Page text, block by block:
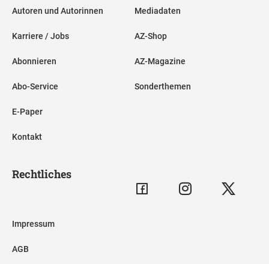
Autoren und Autorinnen
Karriere / Jobs
Abonnieren
Abo-Service
E-Paper
Kontakt
Mediadaten
AZ-Shop
AZ-Magazine
Sonderthemen
Rechtliches
Impressum
AGB